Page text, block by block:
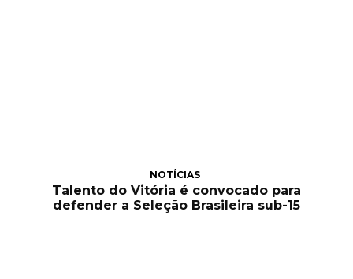
NOTÍCIAS
Talento do Vitória é convocado para
defender a Seleção Brasileira sub-15